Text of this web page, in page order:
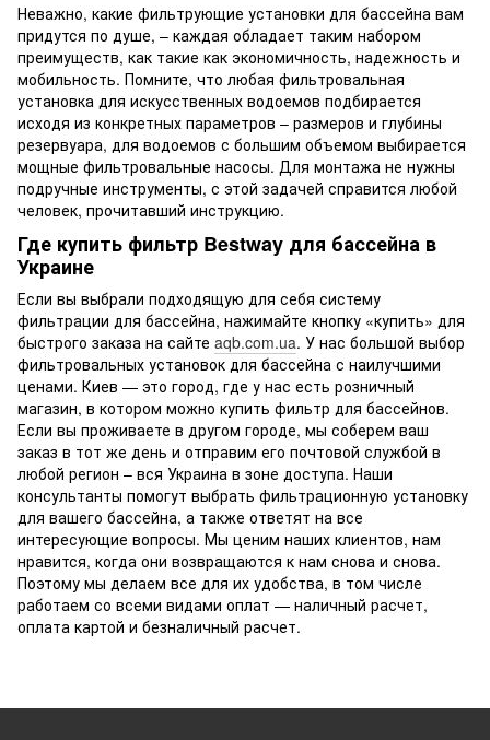
Неважно, какие фильтрующие установки для бассейна вам
придутся по душе, – каждая обладает таким набором
преимуществ, как такие как экономичность, надежность и
мобильность. Помните, что любая фильтровальная
установка для искусственных водоемов подбирается
исходя из конкретных параметров – размеров и глубины
резервуара, для водоемов с большим объемом выбирается
мощные фильтровальные насосы. Для монтажа не нужны
подручные инструменты, с этой задачей справится любой
человек, прочитавший инструкцию.
Где купить фильтр Bestway для бассейна в
Украине
Если вы выбрали подходящую для себя систему
фильтрации для бассейна, нажимайте кнопку «купить» для
быстрого заказа на сайте aqb.com.ua. У нас большой выбор
фильтровальных установок для бассейна с наилучшими
ценами. Киев — это город, где у нас есть розничный
магазин, в котором можно купить фильтр для бассейнов.
Если вы проживаете в другом городе, мы соберем ваш
заказ в тот же день и отправим его почтовой службой в
любой регион – вся Украина в зоне доступа. Наши
консультанты помогут выбрать фильтрационную установку
для вашего бассейна, а также ответят на все
интересующие вопросы. Мы ценим наших клиентов, нам
нравится, когда они возвращаются к нам снова и снова.
Поэтому мы делаем все для их удобства, в том числе
работаем со всеми видами оплат — наличный расчет,
оплата картой и безналичный расчет.